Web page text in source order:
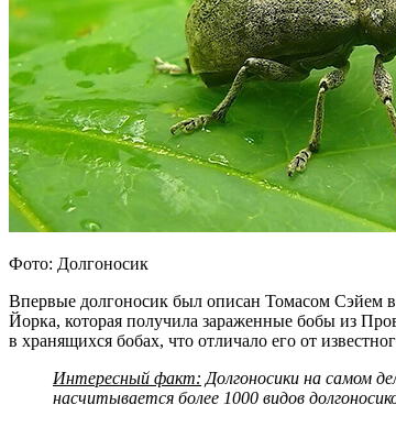
Фото: Долгоносик
Впервые долгоносик был описан Томасом Сэйем
Йорка, которая получила зараженные бобы из
в хранящихся бобах, что отличало его от
Интересный факт: Долгоносики на самом
насчитывается более 1000 видов